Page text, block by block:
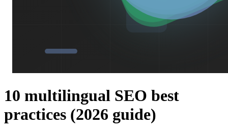
10 multilingual SEO best
practices (2026 guide)